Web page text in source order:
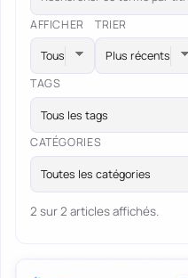
AFFICHER TRIER
TAGS
Tous les tags
CATÉGORIES
Toutes les catégories
2 sur 2 articles affichés.